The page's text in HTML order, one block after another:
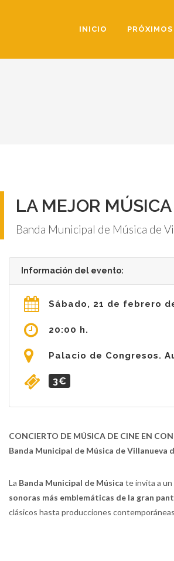
INICIO
LA MEJOR
Banda Municipal de Música de
Información del evento:
Sábado, 21 de febrero
20:00 h.
Palacio de Congresos.
3€
CONCIERTO DE MÚSICA DE CINE EN
Banda Municipal de Música de Villanueva
La Banda Municipal de Música te invita a un
sonoras más emblemáticas de la gran
clásicos hasta producciones